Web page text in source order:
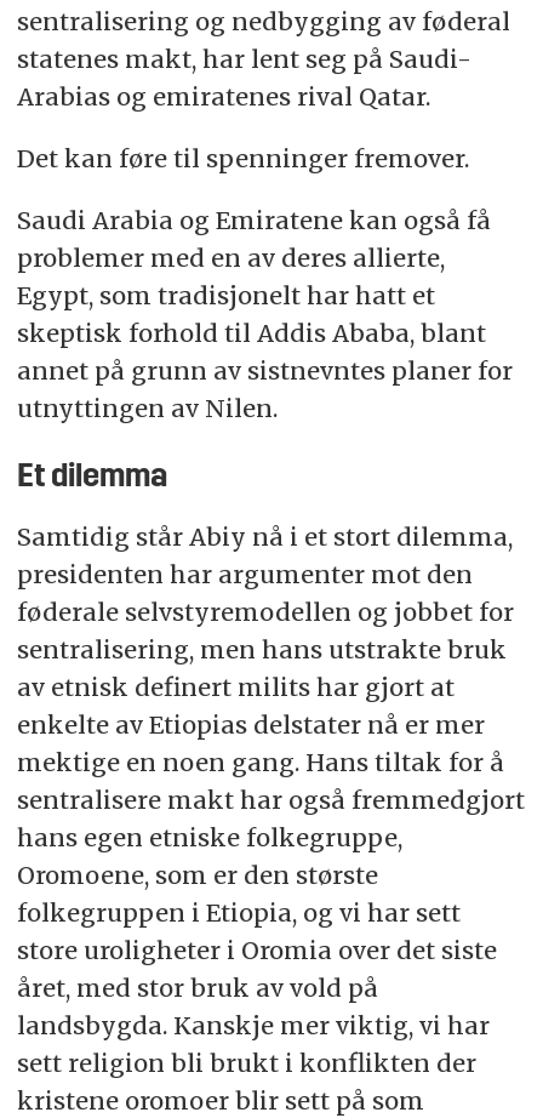
sentralisering og nedbygging av føderal
statenes makt, har lent seg på Saudi-
Arabias og emiratenes rival Qatar.
Det kan føre til spenninger fremover.
Saudi Arabia og Emiratene kan også få
problemer med en av deres allierte,
Egypt, som tradisjonelt har hatt et
skeptisk forhold til Addis Ababa, blant
annet på grunn av sistnevntes planer for
utnyttingen av Nilen.
Et dilemma
Samtidig står Abiy nå i et stort dilemma,
presidenten har argumenter mot den
føderale selvstyremodellen og jobbet for
sentralisering, men hans utstrakte bruk
av etnisk definert milits har gjort at
enkelte av Etiopias delstater nå er mer
mektige en noen gang. Hans tiltak for å
sentralisere makt har også fremmedgjort
hans egen etniske folkegruppe,
Oromoene, som er den største
folkegruppen i Etiopia, og vi har sett
store uroligheter i Oromia over det siste
året, med stor bruk av vold på
landsbygda. Kanskje mer viktig, vi har
sett religion bli brukt i konflikten der
kristene oromoer blir sett på som